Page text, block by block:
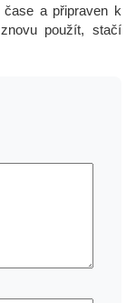
čase a připraven k
použít, stačí